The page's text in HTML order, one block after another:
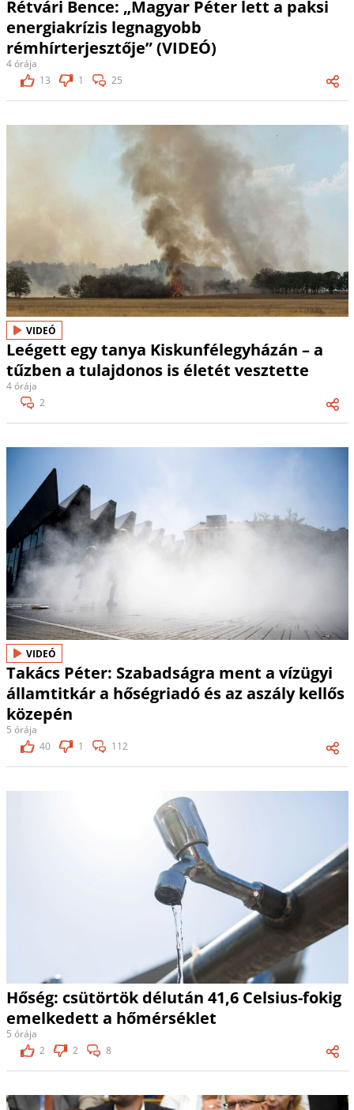
Rétvári Bence: „Magyar Péter lett a paksi
energiakrízis legnagyobb
rémhírterjesztője” (VIDEÓ)
4 órája
13
1 25
VIDEÓ
Leégett egy tanya Kiskunfélegyházán – a
tűzben a tulajdonos is életét vesztette
4 órája
2
VIDEÓ
Takács Péter: Szabadságra ment a vízügyi
államtitkár a hőségriadó és az aszály kellős
közepén
5 órája
40
1 112
Hőség: csütörtök délután 41,6 Celsius-fokig
emelkedett a hőmérséklet
5 órája
2
2 8